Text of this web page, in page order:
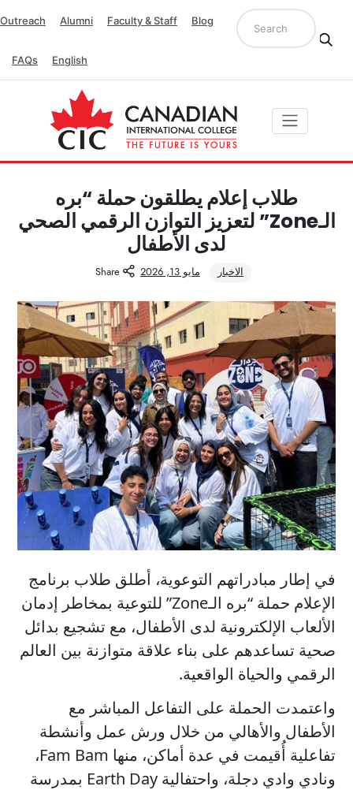
Outreach Alumni Faculty & Staff Blog
FAQs English
طلاب إعلام يطلقون حملة “بره
الـZone” لتعزيز التوازن الرقمي الصحي
لدى الأطفال
الاخبار مايو 13, 2026 Share
في إطار مبادراتهم التوعوية، أطلق طلاب برنامج
الإعلام حملة “بره الـZone” للتوعية بمخاطر إدمان
الألعاب الإلكترونية لدى الأطفال، مع تشجيع بدائل
صحية تساعدهم على بناء علاقة متوازنة بين العالم
الرقمي والحياة الواقعية.
واعتمدت الحملة على التفاعل المباشر مع
الأطفال والأهالي من خلال ورش عمل وأنشطة
تفاعلية أُقيمت في عدة أماكن، منها Fam Bam،
ونادي وادي دجلة، واحتفالية Earth Day بمدرسة